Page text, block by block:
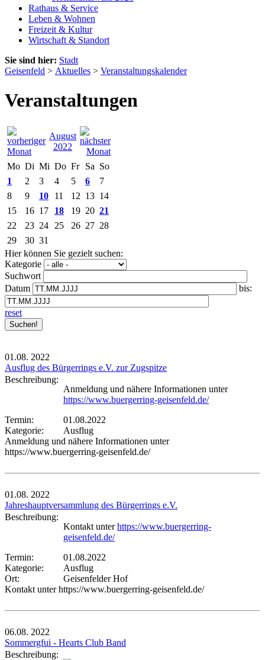
Rathaus & Service
Leben & Wohnen
Freizeit & Kultur
Wirtschaft & Standort
Sie sind hier: Stadt
Geisenfeld > Aktuelles > Veranstaltungskalender
Veranstaltungen
August
2022
Mo Di Mi Do Fr Sa So
1
2 3 4 5 6
7
8
9 10 11 12 13 14
15
16 17 18 19 20 21
22
23 24 25 26 27 28
29
30 31
Hier können Sie gezielt suchen:
Kategorie
Suchwort
Datum
bis:
reset
01.08. 2022
Ausflug des Bürgerrings e.V. zur Zugspitze
Beschreibung:
Anmeldung und nähere Informationen unter
https://www.buergerring-geisenfeld.de/
Termin:
01.08.2022
Kategorie:
Ausflug
Anmeldung und nähere Informationen unter
https://www.buergerring-geisenfeld.de/
01.08. 2022
Jahreshauptversammlung des Bürgerrings e.V.
Beschreibung:
Kontakt unterhttps://www.buergerring-
geisenfeld.de/
Termin:
01.08.2022
Kategorie:
Ausflug
Ort:
Geisenfelder Hof
Kontakt unter https://www.buergerring-geisenfeld.de/
06.08. 2022
Sommergfui - Hearts Club Band
Beschreibung: